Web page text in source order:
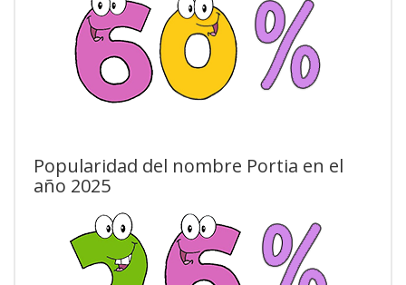
Popularidad del nombre Portia en el
año 2025